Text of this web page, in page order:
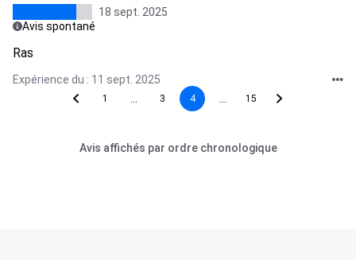
18 sept. 2025
Avis spontané
Ras
Expérience du : 11 sept. 2025
1 3 4 15
Avis affichés par ordre chronologique